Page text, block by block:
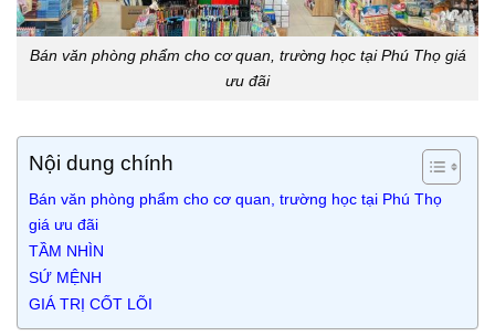
Bán văn phòng phẩm cho cơ quan, trường học tại Phú Thọ giá
ưu đãi
Nội dung chính
Bán văn phòng phẩm cho cơ quan, trường học tại Phú Thọ
giá ưu đãi
TẦM NHÌN
SỨ MỆNH
GIÁ TRỊ CỐT LÕI